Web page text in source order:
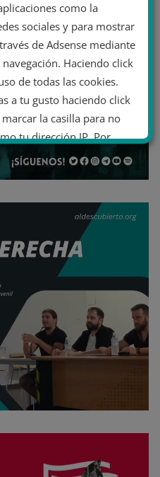
como la
sociales y para mostrar
de Adsense mediante
Haciendo click
de todas las cookies.
a tu gusto haciendo click
la casilla para no
tu dirección IP. Por
de cookies.
Aceptar cookies
Política de cookies